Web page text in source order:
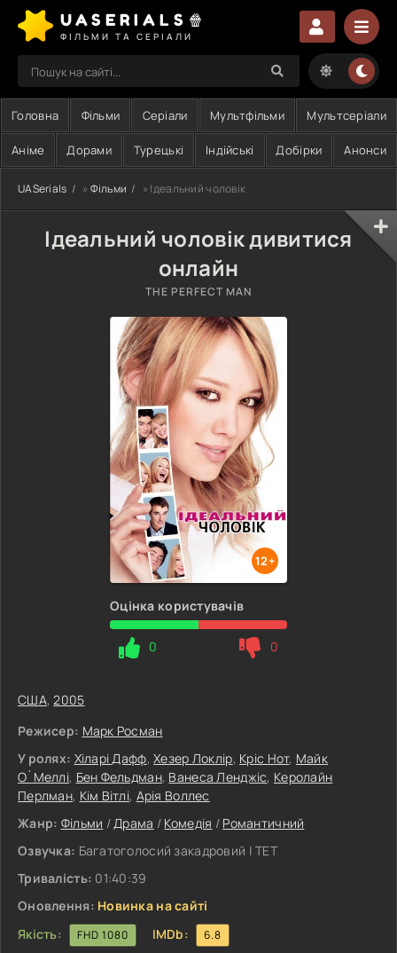
UASERIALS🍿
ФІЛЬМИ ТА СЕРІАЛИ
Головна Фільми Серіали Мультфільми Мультсеріали
Аніме Дорами Турецькі Індійські Добірки Анонси
UASerials » Фільми » Ідеальний чоловік
Ідеальний чоловік дивитися
онлайн
THE PERFECT MAN
12+
Оцінка користувачів
0 0
США,2005
Режисер: Марк Росман
У ролях: Хіларі Дафф,Хезер Локлір, Кріс Нот, Майк
О`Меллі, Бен Фельдман, Ванеса Ленджіс, Керолайн
Перлман, Кім Вітлі, Арія Воллес
Жанр: Фільми /Драма / Комедія / Романтичний
Озвучка: Багатоголосий закадровий | ТЕТ
Тривалість: 01:40:39
Оновлення: Новинка на сайті
Якість:
FHD 1080 IMDb: 6.8